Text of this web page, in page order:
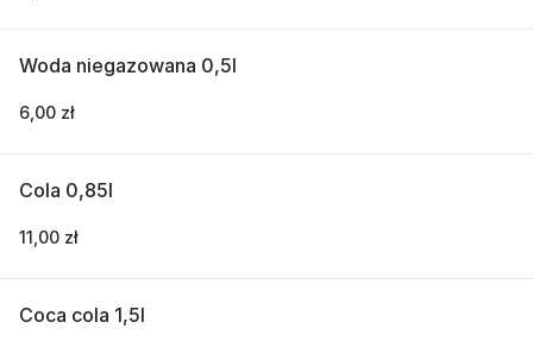
Woda niegazowana 0,5l
6,00 zł
Cola 0,85l
11,00 zł
Coca cola 1,5l